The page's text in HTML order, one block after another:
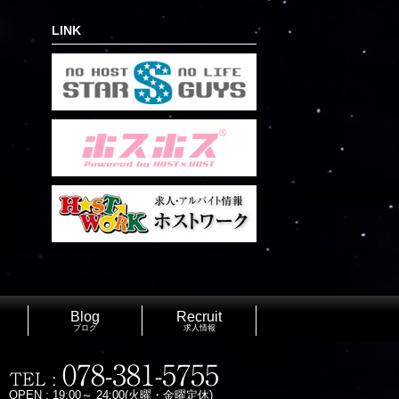
LINK
Blog
ブログ
Recruit
求人情報
OPEN : 19:00～ 24:00(火曜・金曜定休)